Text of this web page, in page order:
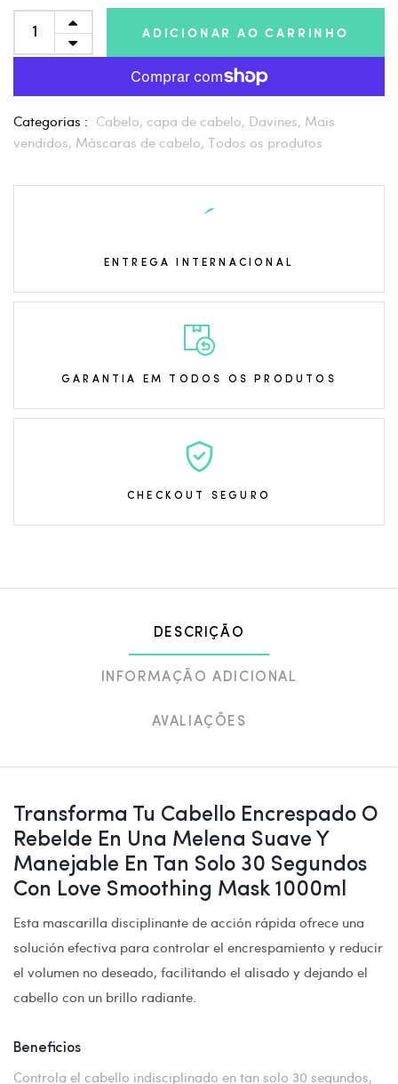
ADICIONAR AO CARRINHO
Categorias : Cabelo, capa de cabelo, Davines, Mais
vendidos, Máscaras de cabelo, Todos os produtos
ENTREGA INTERNACIONAL
GARANTIA EM TODOS OS PRODUTOS
CHECKOUT SEGURO
DESCRIÇÃO
INFORMAÇÃO ADICIONAL
AVALIAÇÕES
Transforma Tu Cabello Encrespado O
Rebelde En Una Melena Suave Y
Manejable En Tan Solo 30 Segundos
Con Love Smoothing Mask 1000ml
Esta mascarilla disciplinante de acción rápida ofrece una
solución efectiva para controlar el encrespamiento y reducir
el volumen no deseado, facilitando el alisado y dejando el
cabello con un brillo radiante.
Beneficios
Controla el cabello indisciplinado en tan solo 30 segundos,